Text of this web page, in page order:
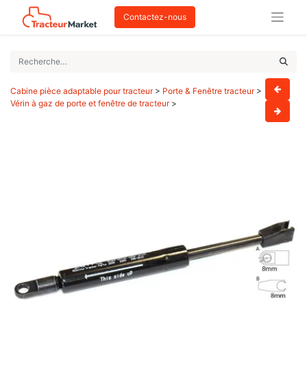
Contactez-nous
Cabine pièce adaptable pour tracteur> Porte & Fenêtre tracteur>
Vérin à gaz de porte et fenêtre de tracteur>